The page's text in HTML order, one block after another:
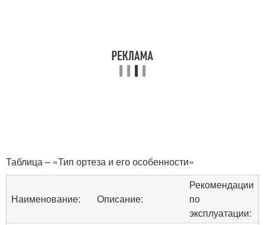
Таблица – «Тип ортеза и его особенности»
Наименование: Описание:
Рекомендации
по
эксплуатации: